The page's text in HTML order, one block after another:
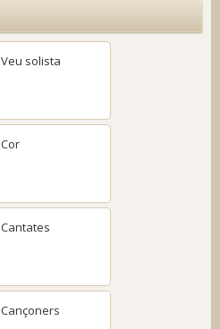
Veu solista
Cor
Cantates
Cançoners